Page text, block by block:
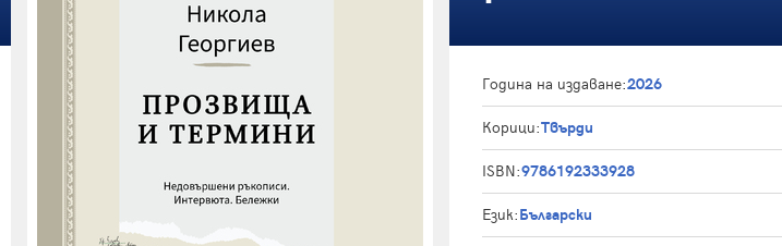
Година на издаване:2026
Корици:Твърди
ISBN:9786192333928
Език:Български